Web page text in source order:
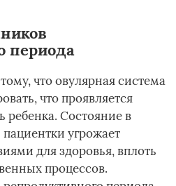
периода
что овулярная система
что проявляется
ребенка. Состояние в
угрожает
для здоровья, вплоть
процессов.